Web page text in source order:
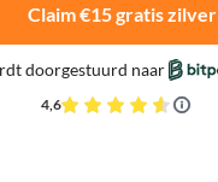
Claim €15 gratis zilver
doorgestuurd naar
4,6